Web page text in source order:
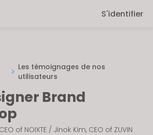
S'identifier
Les témoignages de nos
utilisateurs
Brand
of NOIXTE / Jinok Kim, CEO of ZUVIN